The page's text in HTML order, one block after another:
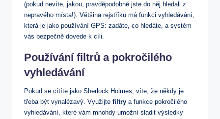
⁢(pokud nevíte, jakou,⁣ pravděpodobně‌ jste do něj hledali⁣ z⁢
nepravého ⁣místa!). Většina⁢ rejstříků ⁣má‍ funkci vyhledávání,⁢
která je jako používání ‍GPS: zadáte, co ⁣hledáte,​ a systém
vás⁤ bezpečně dovede⁢ k cíli.
Používání filtrů a pokročilého ​
vyhledávání
Pokud se cítíte jako Sherlock Holmes, ⁣víte, že někdy je
třeba⁢ být ⁤vynalézavý. Využijte filtry a ⁣funkce pokročilého
vyhledávání, které vám mnohdy umožní sladit výsledky